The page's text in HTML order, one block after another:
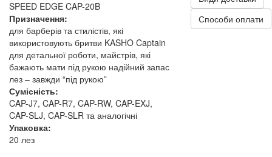
SPEED EDGE CAP-20B
Призначення:
для барберів та стилістів, які
використовують бритви KASHO Captain
для детальної роботи, майстрів, які
бажають мати під рукою надійний запас
лез – завжди “під рукою”
Сумісність:
CAP-J7, CAP-R7, CAP-RW, CAP-EXJ,
CAP-SLJ, CAP-SLR та аналогічні
Упаковка:
20 лез
Способи оплати